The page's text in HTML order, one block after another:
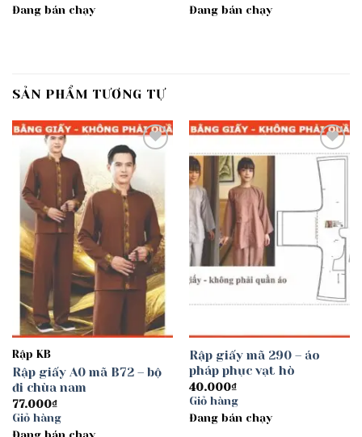
Đang bán chạy
Đang bán chạy
SẢN PHẨM TƯƠNG TỰ
Add to
wishlist
Rập KB
Rập giấy A0 mã B72 – bộ
đi chùa nam
77.000₫
Giỏ hàng
Add to
wishlist
Rập giấy mã 290 – áo
pháp phục vạt hò
40.000₫
Giỏ hàng
Đang bán chạy